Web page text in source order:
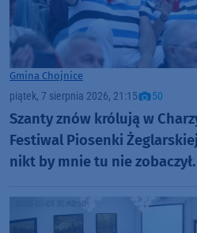
Gmina Chojnice
piątek, 7 sierpnia 2026, 21:15 50
Szanty znów królują w
Festiwal Piosenki
nikt by mnie tu nie